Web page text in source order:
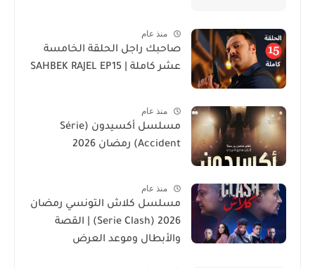
منذ عام
صاحبك راجل الحلقة الخامسة
عشر كاملة | SAHBEK RAJEL EP15
منذ عام
مسلسل أكسيدون (Série
Accident) رمضان 2026
منذ عام
مسلسل كلاش التونسي رمضان
2026 (Serie Clash) | القصة
والأبطال وموعد العرض